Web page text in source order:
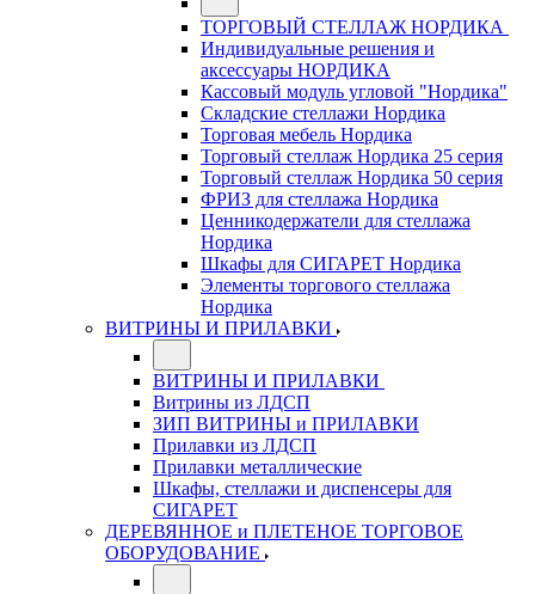
ТОРГОВЫЙ СТЕЛЛАЖ НОРДИКА
Индивидуальные решения и
аксессуары НОРДИКА
Кассовый модуль угловой "Нордика"
Складские стеллажи Нордика
Торговая мебель Нордика
Торговый стеллаж Нордика 25 серия
Торговый стеллаж Нордика 50 серия
ФРИЗ для стеллажа Нордика
Ценникодержатели для стеллажа
Нордика
Шкафы для СИГАРЕТ Нордика
Элементы торгового стеллажа
Нордика
ВИТРИНЫ И ПРИЛАВКИ
ВИТРИНЫ И ПРИЛАВКИ
Витрины из ЛДСП
ЗИП ВИТРИНЫ и ПРИЛАВКИ
Прилавки из ЛДСП
Прилавки металлические
Шкафы, стеллажи и диспенсеры для
СИГАРЕТ
ДЕРЕВЯННОЕ и ПЛЕТЕНОЕ ТОРГОВОЕ
ОБОРУДОВАНИЕ